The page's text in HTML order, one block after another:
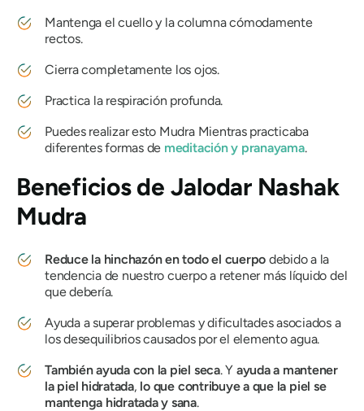
Mantenga el cuello y la columna cómodamente
rectos.
Cierra completamente los ojos.
Practica la respiración profunda.
Puedes realizar esto MudraMientras practicaba
diferentes formas de meditación y pranayama.
Beneficios de Jalodar Nashak
Mudra
Reduce la hinchazón en todo el cuerpo debido a la
tendencia de nuestro cuerpo a retener más líquido del
que debería.
Ayuda a superar problemas y dificultades asociados a
los desequilibrios causados ​​por el elemento agua.
También ayuda con la piel seca. Y ayuda a mantener
la piel hidratada, lo que contribuye a que la piel se
mantenga hidratada y sana.